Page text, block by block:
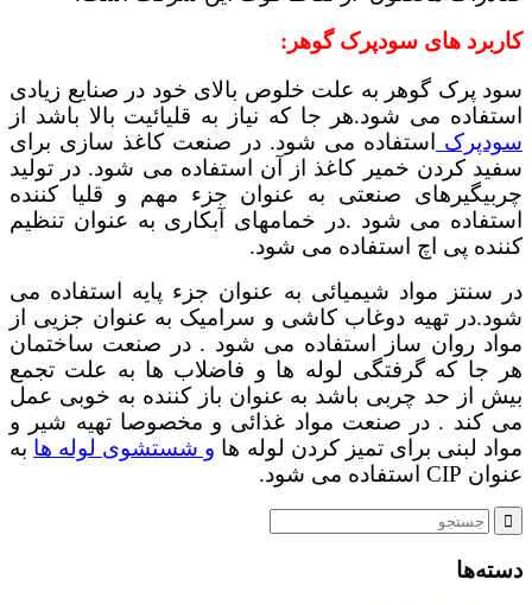
کاربرد های سودپرک گوهر:
سود پرک گوهر به علت خلوص بالای خود در صنایع زیادی
استفاده می شود.هر جا که نیاز به قلیائیت بالا باشد از
سودپرک
استفاده می شود. در صنعت کاغذ سازی برای
سفید کردن خمیر کاغذ از آن استفاده می شود. در تولید
چربیگیرهای صنعتی به عنوان جزء مهم و قلیا کننده
استفاده می شود .در خمامهای آبکاری به عنوان تنظیم
کننده پی اچ استفاده می شود.
در سنتز مواد شیمیائی به عنوان جزء پایه استفاده می
شود.در تهیه دوغاب کاشی و سرامیک به عنوان جزیی از
مواد روان ساز استفاده می شود . در صنعت ساختمان
هر جا که گرفتگی لوله ها و فاضلاب ها به علت تجمع
بیش از حد چربی باشد به عنوان باز کننده به خوبی عمل
می کند . در صنعت مواد غذائی و مخصوصا تهیه شیر و
مواد لبنی برای تمیز کردن لوله ها و شستشوی لوله ها به
عنوان CIP استفاده می شود.
دسته‌ها